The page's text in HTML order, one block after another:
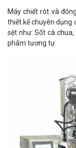
Máy chiết rót và
thiết kế chuyên dụng
sệt như: Sốt cà
phẩm tương tự.